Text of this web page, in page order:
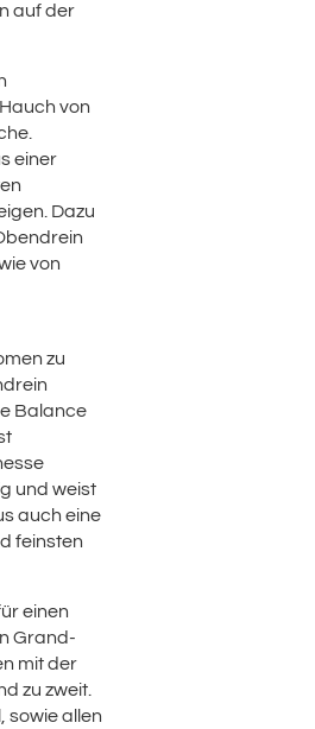
auf der
von
einer
Dazu
von
zu
Balance
und weist
auch eine
feinsten
einen
Grand-
mit der
zu zweit.
sowie allen